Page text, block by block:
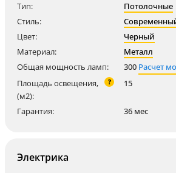
Тип:
Потолочные
Стиль:
Цвет:
Черный
Материал:
Металл
Общая мощность ламп:
300 Расчет
Площадь освещения,
(м2):
? 15
Гарантия: 36 мес
Электрика